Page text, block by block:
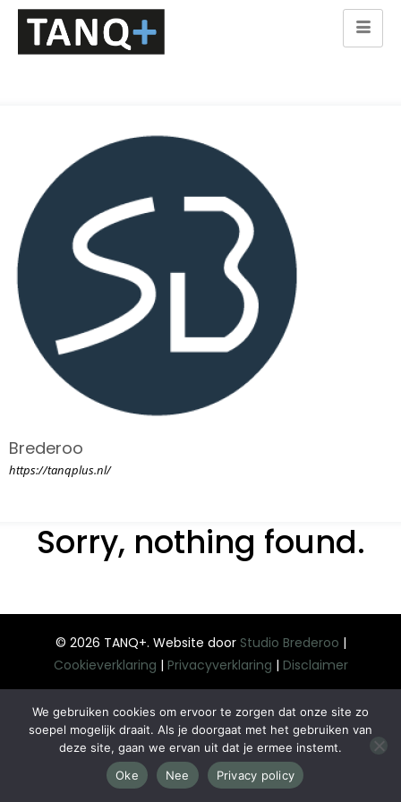
Brederoo
https://tanqplus.nl/
Sorry, nothing found.
© 2026 TANQ+. Website door Studio Brederoo |
Cookieverklaring | Privacyverklaring | Disclaimer
We gebruiken cookies om ervoor te zorgen dat onze site zo
soepel mogelijk draait. Als je doorgaat met het gebruiken van
deze site, gaan we ervan uit dat je ermee instemt.
Oke
Nee Privacy policy